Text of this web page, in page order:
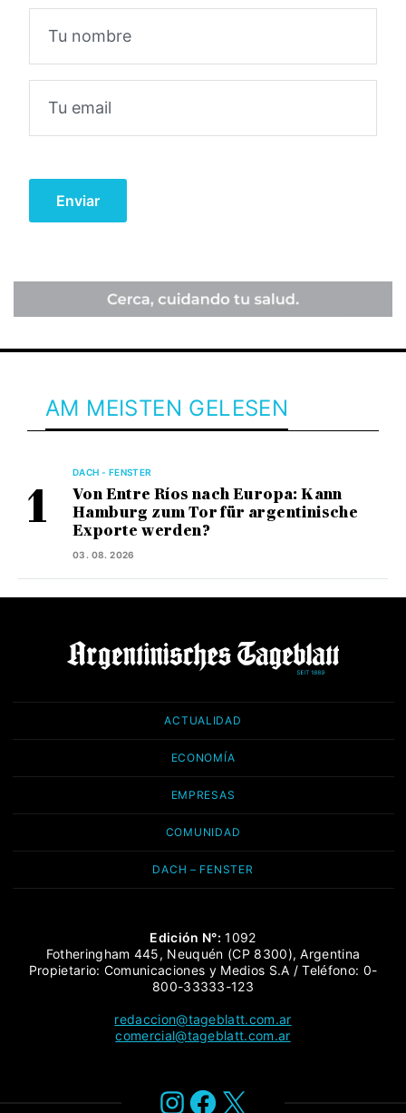
AM MEISTEN GELESEN
DACH - FENSTER
Von Entre Ríos nach Europa: Kann
Hamburg zum Tor für argentinische
Exporte werden?
03. 08. 2026
ACTUALIDAD
ECONOMÍA
EMPRESAS
COMUNIDAD
DACH – FENSTER
Edición N°: 1092
Fotheringham 445, Neuquén (CP 8300), Argentina
Propietario: Comunicaciones y Medios S.A / Teléfono: 0-
800-33333-123
redaccion@tageblatt.com.ar
comercial@tageblatt.com.ar
Instagram
Facebook
X